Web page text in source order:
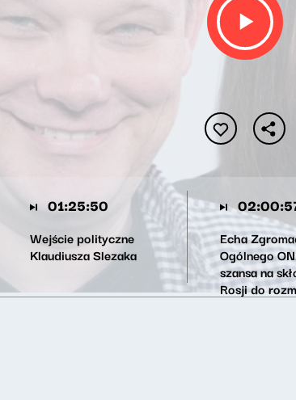
01:25:50
Wejście polityczne
Klaudiusza Slezaka
Echa
Ogólnego
szansa na
Rosji do